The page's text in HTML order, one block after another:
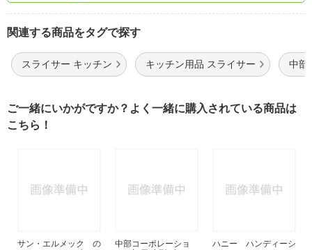
関連する商品をタグで探す
スライサー キッチン キッチン用品 スライサー 中部
ご一緒にいかがですか？よく一緒に購入されている商品は
こちら！
サン・エルメック の
中部コーポレーショ
ハニー ハンディーシ